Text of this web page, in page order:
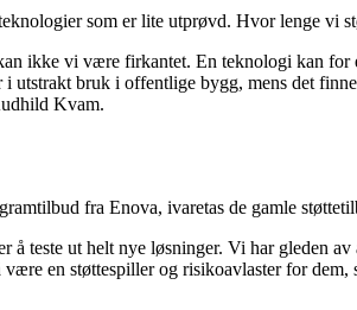
som er lite utprøvd. Hvor lenge vi
ikke vi være firkantet. En teknologi kan
utstrakt bruk i offentlige bygg, mens det
Kvam.
fra Enova, ivaretas de gamle
å teste ut helt nye løsninger. Vi har gleden
en støttespiller og risikoavlaster for